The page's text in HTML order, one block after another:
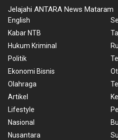
Jelajahi ANTARA News Mataram
English
Kabar NTB
Hukum Kriminal
Politik
Ekonomi Bisnis
Olahraga
Artikel
Lifestyle
Nasional
Nusantara